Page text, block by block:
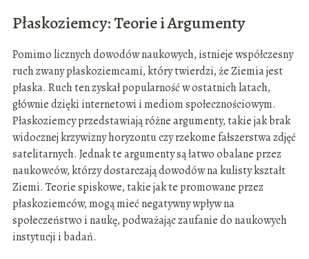
Płaskoziemcy: Teorie i Argumenty
Pomimo licznych dowodów naukowych, istnieje współczesny
ruch zwany płaskoziemcami, który twierdzi, że Ziemia jest
płaska. Ruch ten zyskał popularność w ostatnich latach,
głównie dzięki internetowi i mediom społecznościowym.
Płaskoziemcy przedstawiają różne argumenty, takie jak brak
widocznej krzywizny horyzontu czy rzekome fałszerstwa zdjęć
satelitarnych. Jednak te argumenty są łatwo obalane przez
naukowców, którzy dostarczają dowodów na kulisty kształt
Ziemi. Teorie spiskowe, takie jak te promowane przez
płaskoziemców, mogą mieć negatywny wpływ na
społeczeństwo i naukę, podważając zaufanie do naukowych
instytucji i badań.